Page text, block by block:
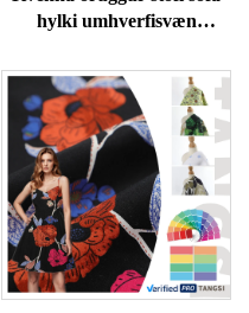
hylki umhverfisvæn
einföld hönnun blár eða blár
með streygingarþátt